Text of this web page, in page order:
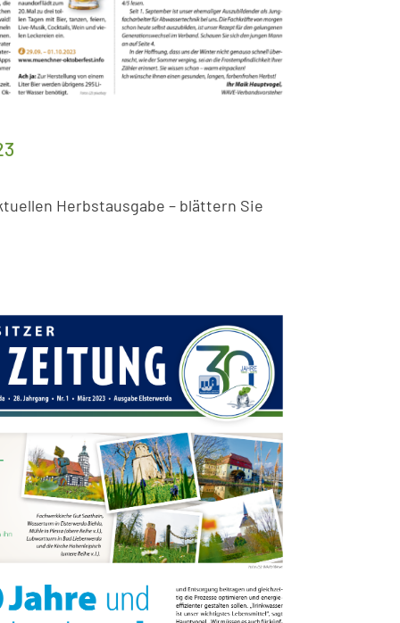
Herbstausgabe – blättern Sie